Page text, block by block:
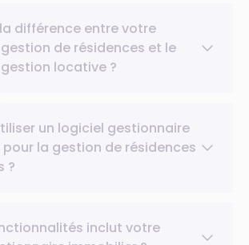
différence entre votre
de résidences et le
locative ?
un logiciel gestionnaire
la gestion de résidences
?
inclut votre